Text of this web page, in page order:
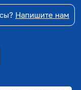
Напишите нам